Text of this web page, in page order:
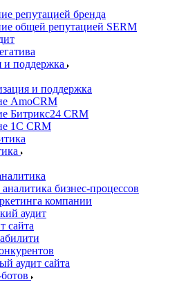
репутацией бренда
общей репутацией SERM
и поддержка
и поддержка
AmoCRM
Битрикс24 CRM
1C CRM
бизнес-процессов
компании
аудит
сайта
аудит сайта